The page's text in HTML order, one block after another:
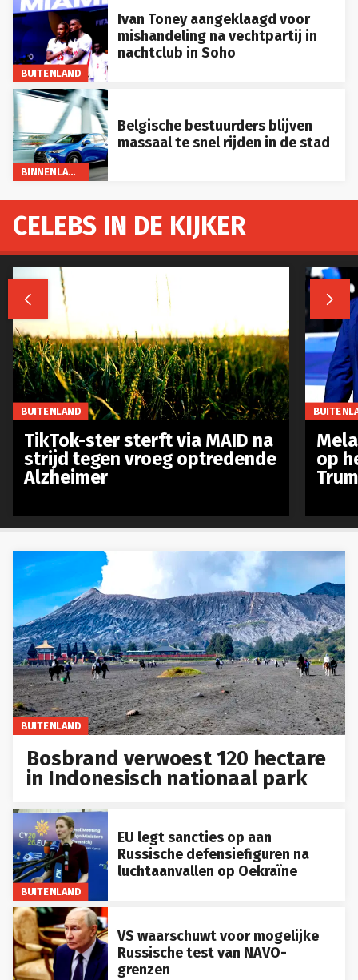
BUITENLAND
Ivan Toney aangeklaagd voor
mishandeling na vechtpartij in
nachtclub in Soho
BINNENLAND
Belgische bestuurders blijven
massaal te snel rijden in de stad
BUITENLAND
Bosbrand verwoest 120 hectare
in Indonesisch nationaal park
BUITENLAND
EU legt sancties op aan
Russische defensiefiguren na
luchtaanvallen op Oekraïne
VS waarschuwt voor mogelijke
Russische test van NAVO-
grenzen
CELEBS IN DE KIJKER
 
BUITENLAND
TikTok-ster sterft via MAID na
strijd tegen vroeg optredende
Alzheimer
op